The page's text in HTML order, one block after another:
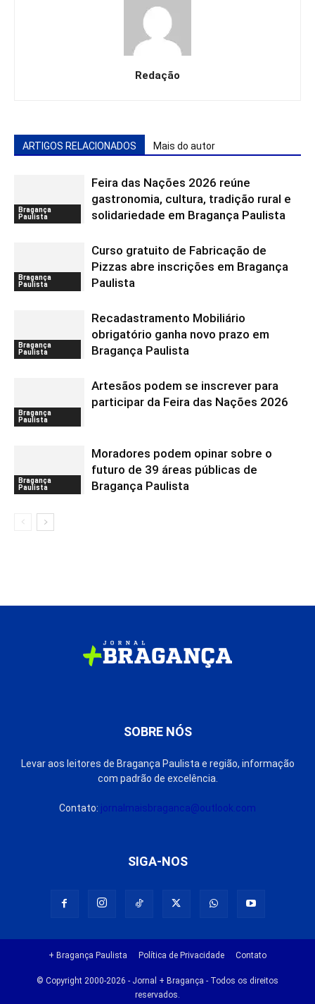
Redação
ARTIGOS RELACIONADOS Mais do autor
Bragança
Paulista
Feira das Nações 2026 reúne
gastronomia, cultura, tradição rural e
solidariedade em Bragança Paulista
Bragança
Paulista
Curso gratuito de Fabricação de
Pizzas abre inscrições em Bragança
Paulista
Bragança
Paulista
Recadastramento Mobiliário
obrigatório ganha novo prazo em
Bragança Paulista
Bragança
Paulista
Artesãos podem se inscrever para
participar da Feira das Nações 2026
Bragança
Paulista
Moradores podem opinar sobre o
futuro de 39 áreas públicas de
Bragança Paulista
SOBRE NÓS
Levar aos leitores de Bragança Paulista e região, informação
com padrão de excelência.
Contato: jornalmaisbraganca@outlook.com
SIGA-NOS
+ Bragança Paulista Política de Privacidade Contato
© Copyright 2000-2026 - Jornal + Bragança - Todos os direitos
reservados.